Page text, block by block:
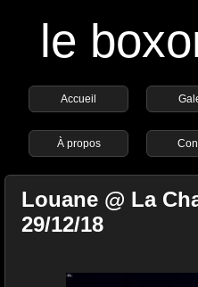
le
Accueil
À propos
Louane @ La
29/12/18